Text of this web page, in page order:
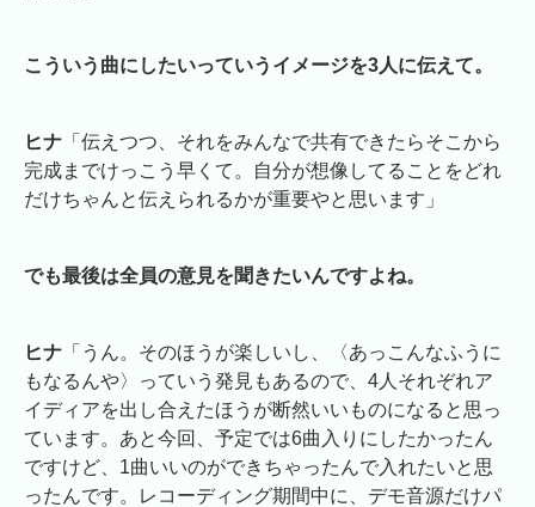
こういう曲にしたいっていうイメージを3人に伝えて。
ヒナ 「伝えつつ、それをみんなで共有できたらそこから
完成までけっこう早くて。自分が想像してることをどれ
だけちゃんと伝えられるかが重要やと思います」
でも最後は全員の意見を聞きたいんですよね。
ヒナ 「うん。そのほうが楽しいし、〈あっこんなふうに
もなるんや〉っていう発見もあるので、4人それぞれア
イディアを出し合えたほうが断然いいものになると思っ
ています。あと今回、予定では6曲入りにしたかったん
ですけど、1曲いいのができちゃったんで入れたいと思
ったんです。レコーディング期間中に、デモ音源だけパ